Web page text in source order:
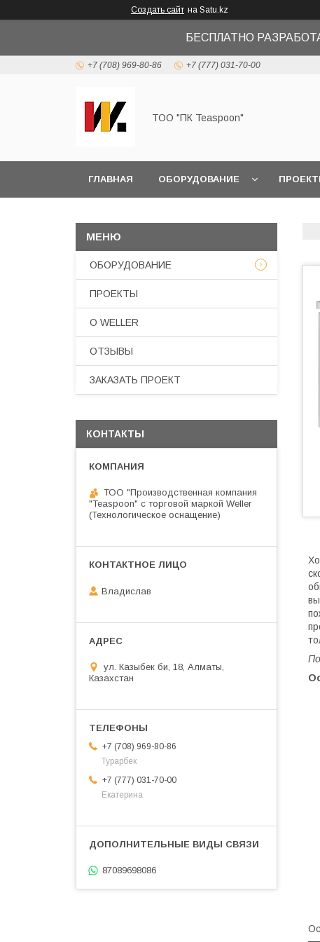
Создать сайт на Satu.kz
БЕСПЛАТНО
+7 (708) 969-80-86 +7 (777) 031-70-00
ТОО "ПК Teaspoon"
ГЛАВНАЯ ОБОРУДОВАНИЕ
ОБОРУДОВАНИЕ
ПРОЕКТЫ
О WELLER
ОТЗЫВЫ
ЗАКАЗАТЬ ПРОЕКТ
КОНТАКТЫ
ТОО "Производственная компания
"Teaspoon" с торговой маркой Weller
(Технологическое оснащение)
Владислав
ул. Казыбек би, 18, Алматы,
Казахстан
+7 (708) 969-80-86
Турарбек
+7 (777) 031-70-00
Екатерина
87089698086